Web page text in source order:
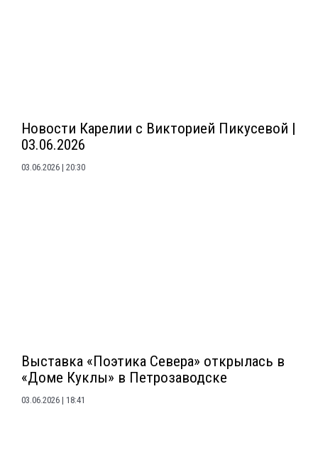
Новости Карелии с Викторией Пикусевой |
03.06.2026
03.06.2026 20:30
Выставка «Поэтика Севера» открылась в
«Доме Куклы» в Петрозаводске
03.06.2026 18:41